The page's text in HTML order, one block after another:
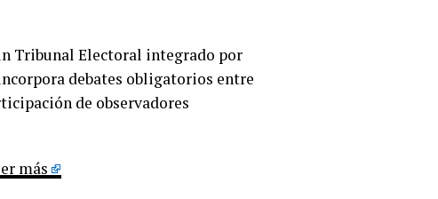
Tribunal Electoral integrado por
debates obligatorios entre
de observadores
más